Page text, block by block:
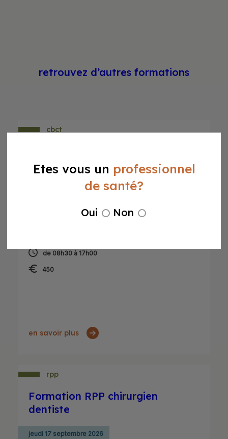
retrouvez d’autres formations
cbct
jeudi 24 septembre 2026
Prochaines sessions :
de 08h30 à 17h00
450
en savoir plus
rpp
Formation RPP chirurgien
dentiste
jeudi 17 septembre 2026
Etes vous un professionnel
de santé?
Oui Non